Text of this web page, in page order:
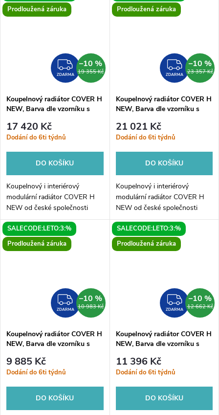
COVER H NEW je originální
radiátor...
COVER H NEW je originální
radiátor...
Prodloužená záruka
ZDARMA
ZDARMA 19 355 Kč
–10 %
Koupelnový radiátor COVER H
NEW, Barva dle vzorníku s
Boční 372 mm
17 420 Kč
Dodání do 6ti týdnů
DO KOŠÍKU
Koupelnový i interiérový
modulární radiátor COVER H
NEW od české společnosti
HOPA. Elegantní radiátor je
dostupný v mnoha variantách.
COVER H NEW je originální
radiátor...
Prodloužená záruka
ZDARMA 23 357 Kč
–10 %
Koupelnový radiátor COVER H
NEW, Barva dle vzorníku s
Boční 500 mm
21 021 Kč
Dodání do 6ti týdnů
DO KOŠÍKU
Koupelnový i interiérový
modulární radiátor COVER H
NEW od české společnosti
HOPA. Elegantní radiátor je
dostupný v mnoha variantách.
COVER H NEW je originální
radiátor...
SALECODE:LETO:3:%
Prodloužená záruka
ZDARMA
ZDARMA 10 983 Kč
–10 %
Koupelnový radiátor COVER H
NEW, Barva dle vzorníku s
240 mm
9 885 Kč
Dodání do 6ti týdnů
DO KOŠÍKU
SALECODE:LETO:3:%
Prodloužená záruka
ZDARMA 12 662 Kč
–10 %
Koupelnový radiátor COVER H
NEW, Barva dle vzorníku s
372 mm
11 396 Kč
Dodání do 6ti týdnů
DO KOŠÍKU